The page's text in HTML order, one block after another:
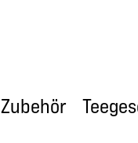
Zubehör